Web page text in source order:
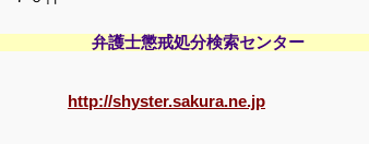
士懲戒処分検索
http://shyster.sakura.ne.jp